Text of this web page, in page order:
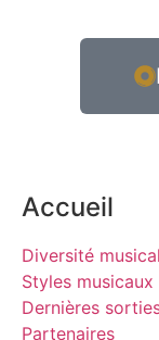
Accueil
Diversité
Styles musicaux
Dernières
Partenaires